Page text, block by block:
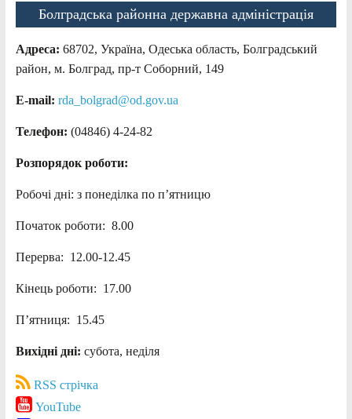
Болградська районна державна адміністрація
Адреса: 68702, Україна, Одеська область, Болградський
район, м. Болград, пр-т Соборний, 149
E-mail: rda_bolgrad@od.gov.ua
Телефон: (04846) 4-24-82
Розпорядок роботи:
Робочі дні: з понеділка по п’ятницю
Початок роботи: 8.00
Перерва: 12.00-12.45
Кінець роботи: 17.00
П’ятниця: 15.45
Вихідні дні: субота, неділя
RSS стрічка
YouTube